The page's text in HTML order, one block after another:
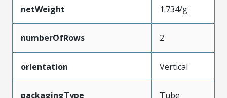
netWeight 1.734/g
numberOfRows 2
orientation Vertical
packagingType Tube